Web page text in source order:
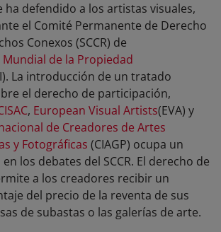
ha defendido a los artistas visuales,
el Comité Permanente de Derecho
Conexos (SCCR) de
de la Propiedad
La introducción de un tratado
el derecho de participación,
, European Visual Artists(EVA) y
de Creadores de Artes
y Fotográficas (CIAGP) ocupa un
los debates del SCCR. El derecho de
a los creadores recibir un
del precio de la reventa de sus
de subastas o las galerías de arte.